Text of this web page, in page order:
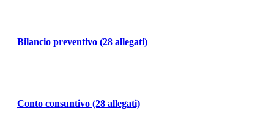
Bilancio preventivo (28 allegati)
Conto consuntivo (28 allegati)